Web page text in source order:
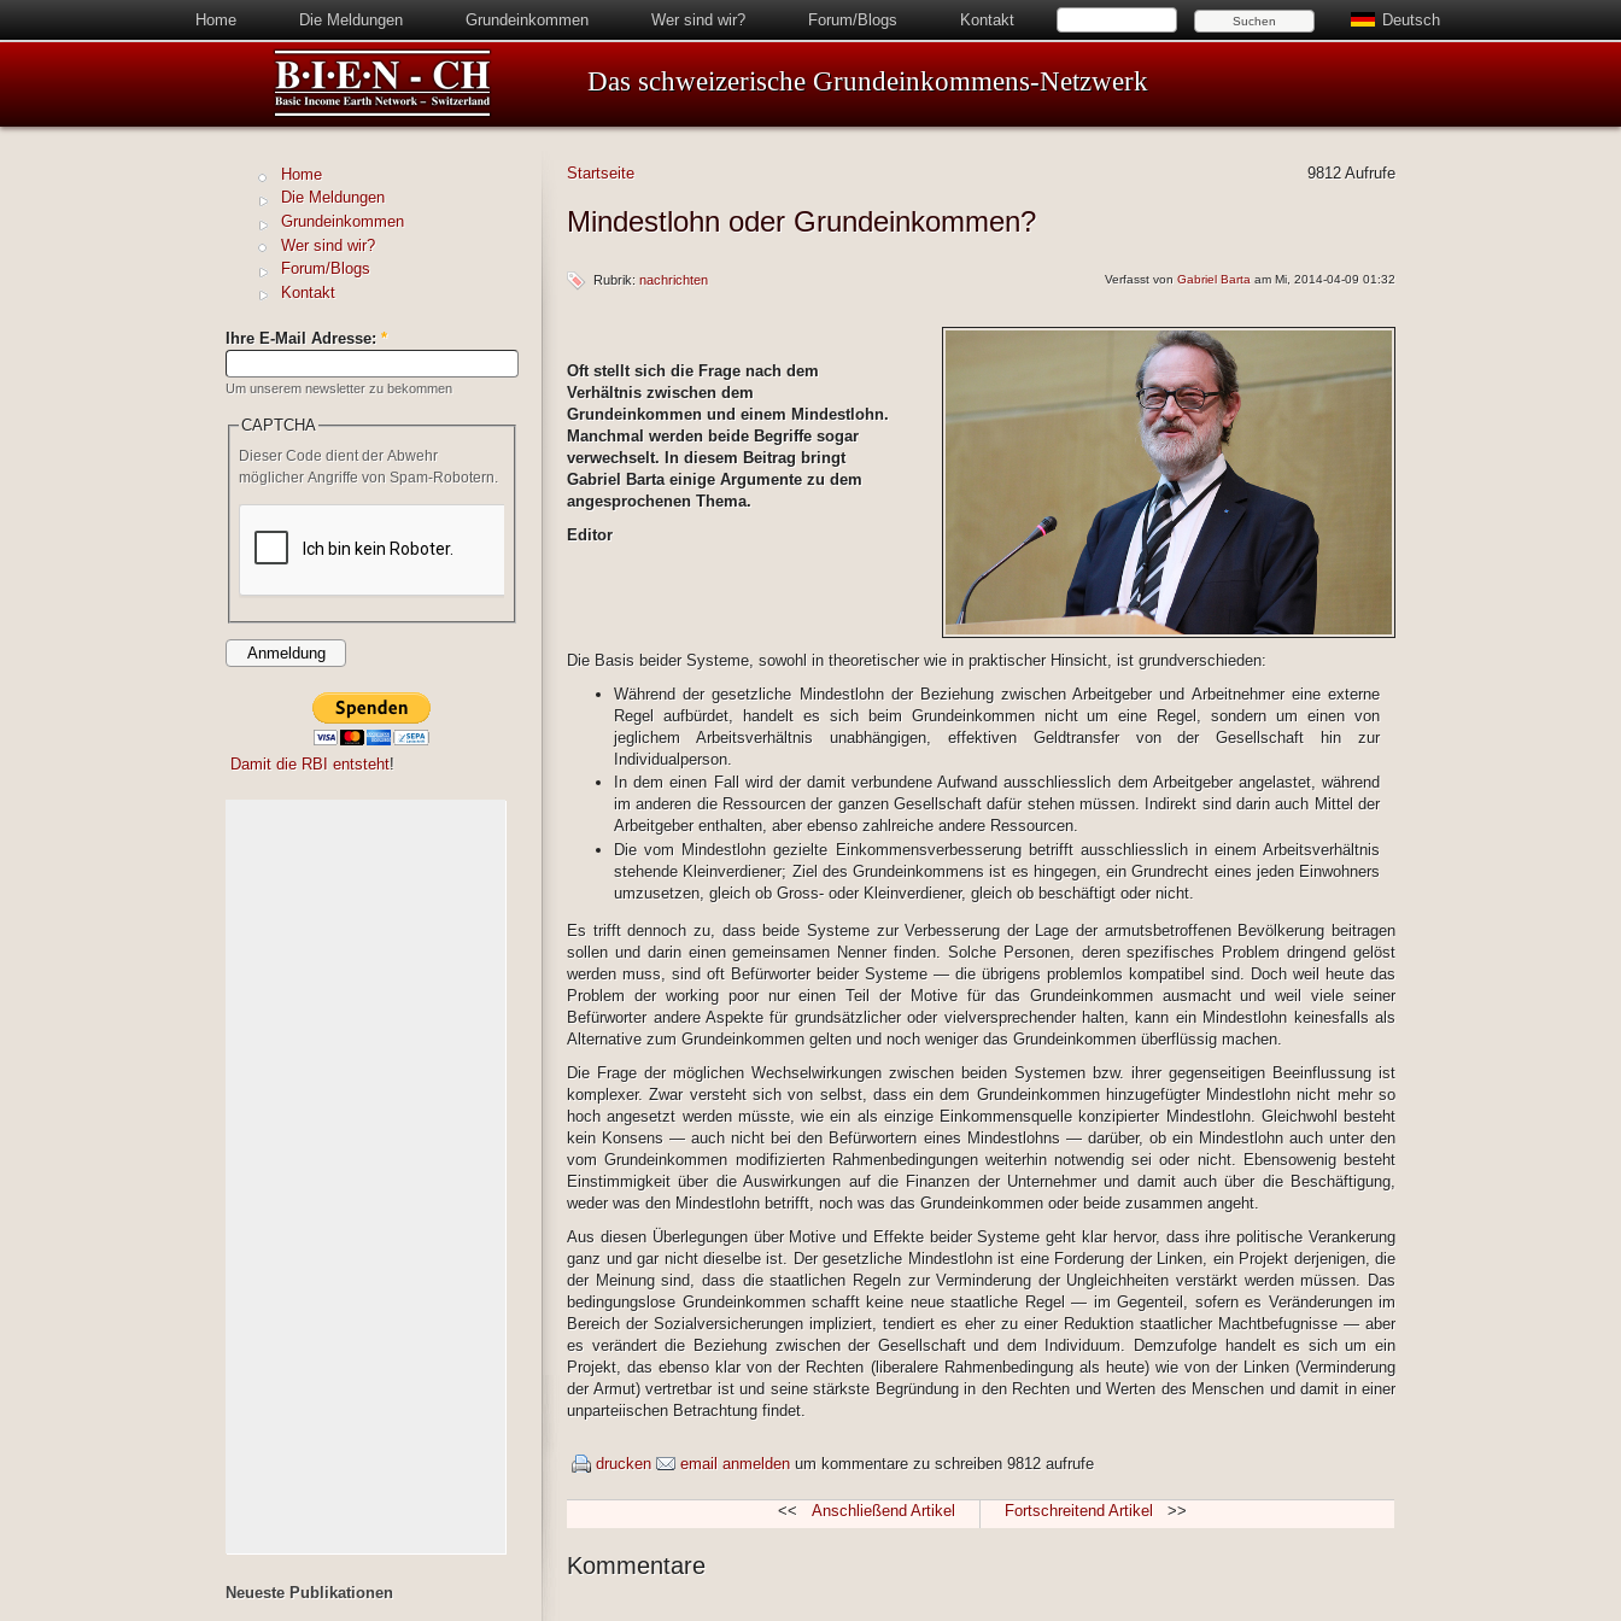
Home Die Meldungen Grundeinkommen Wer sind wir? Forum/Blogs Kontakt Deutsch
Das schweizerische Grundeinkommens-Netzwerk
9812 Aufrufe
Startseite
Mindestlohn oder Grundeinkommen?
Verfasst von Gabriel Barta am Mi, 2014-04-09 01:32
Rubrik:nachrichten
Oft stellt sich die Frage nach dem
Verhältnis zwischen dem
Grundeinkommen und einem Mindestlohn.
Manchmal werden beide Begriffe sogar
verwechselt. In diesem Beitrag bringt
Gabriel Barta einige Argumente zu dem
angesprochenen Thema.
Editor
Die Basis beider Systeme, sowohl in theoretischer wie in praktischer Hinsicht, ist grundverschieden:
Während der gesetzliche Mindestlohn der Beziehung zwischen Arbeitgeber und Arbeitnehmer eine externe
Regel aufbürdet, handelt es sich beim Grundeinkommen nicht um eine Regel, sondern um einen von
jeglichem Arbeitsverhältnis unabhängigen, effektiven Geldtransfer von der Gesellschaft hin zur
Individualperson.
In dem einen Fall wird der damit verbundene Aufwand ausschliesslich dem Arbeitgeber angelastet, während
im anderen die Ressourcen der ganzen Gesellschaft dafür stehen müssen. Indirekt sind darin auch Mittel der
Arbeitgeber enthalten, aber ebenso zahlreiche andere Ressourcen.
Die vom Mindestlohn gezielte Einkommensverbesserung betrifft ausschliesslich in einem Arbeitsverhältnis
stehende Kleinverdiener; Ziel des Grundeinkommens ist es hingegen, ein Grundrecht eines jeden Einwohners
umzusetzen, gleich ob Gross- oder Kleinverdiener, gleich ob beschäftigt oder nicht.
Es trifft dennoch zu, dass beide Systeme zur Verbesserung der Lage der armutsbetroffenen Bevölkerung beitragen
sollen und darin einen gemeinsamen Nenner finden. Solche Personen, deren spezifisches Problem dringend gelöst
werden muss, sind oft Befürworter beider Systeme — die übrigens problemlos kompatibel sind. Doch weil heute das
Problem der working poor nur einen Teil der Motive für das Grundeinkommen ausmacht und weil viele seiner
Befürworter andere Aspekte für grundsätzlicher oder vielversprechender halten, kann ein Mindestlohn keinesfalls als
Alternative zum Grundeinkommen gelten und noch weniger das Grundeinkommen überflüssig machen.
Die Frage der möglichen Wechselwirkungen zwischen beiden Systemen bzw. ihrer gegenseitigen Beeinflussung ist
komplexer. Zwar versteht sich von selbst, dass ein dem Grundeinkommen hinzugefügter Mindestlohn nicht mehr so
hoch angesetzt werden müsste, wie ein als einzige Einkommensquelle konzipierter Mindestlohn. Gleichwohl besteht
kein Konsens — auch nicht bei den Befürwortern eines Mindestlohns — darüber, ob ein Mindestlohn auch unter den
vom Grundeinkommen modifizierten Rahmenbedingungen weiterhin notwendig sei oder nicht. Ebensowenig besteht
Einstimmigkeit über die Auswirkungen auf die Finanzen der Unternehmer und damit auch über die Beschäftigung,
weder was den Mindestlohn betrifft, noch was das Grundeinkommen oder beide zusammen angeht.
Aus diesen Überlegungen über Motive und Effekte beider Systeme geht klar hervor, dass ihre politische Verankerung
ganz und gar nicht dieselbe ist. Der gesetzliche Mindestlohn ist eine Forderung der Linken, ein Projekt derjenigen, die
der Meinung sind, dass die staatlichen Regeln zur Verminderung der Ungleichheiten verstärkt werden müssen. Das
bedingungslose Grundeinkommen schafft keine neue staatliche Regel — im Gegenteil, sofern es Veränderungen im
Bereich der Sozialversicherungen impliziert, tendiert es eher zu einer Reduktion staatlicher Machtbefugnisse — aber
es verändert die Beziehung zwischen der Gesellschaft und dem Individuum. Demzufolge handelt es sich um ein
Projekt, das ebenso klar von der Rechten (liberalere Rahmenbedingung als heute) wie von der Linken (Verminderung
der Armut) vertretbar ist und seine stärkste Begründung in den Rechten und Werten des Menschen und damit in einer
unparteiischen Betrachtung findet.
drucken email anmelden um kommentare zu schreiben 9812 aufrufe
<<Anschließend Artikel Fortschreitend Artikel >>
Kommentare
Home
Die Meldungen
Grundeinkommen
Wer sind wir?
Forum/Blogs
Kontakt
Ihre E-Mail Adresse: *
Um unserem newsletter zu bekommen
CAPTCHA
Dieser Code dient der Abwehr
möglicher Angriffe von Spam-Robotern.
Damit die RBI entsteht!
Neueste Publikationen